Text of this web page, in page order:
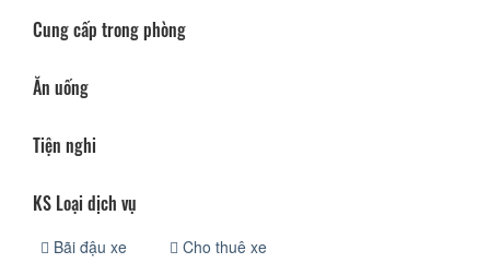
Cung cấp trong phòng
Ăn uống
Tiện nghi
KS Loại dịch vụ
Bãi đậu xe
Cho thuê xe